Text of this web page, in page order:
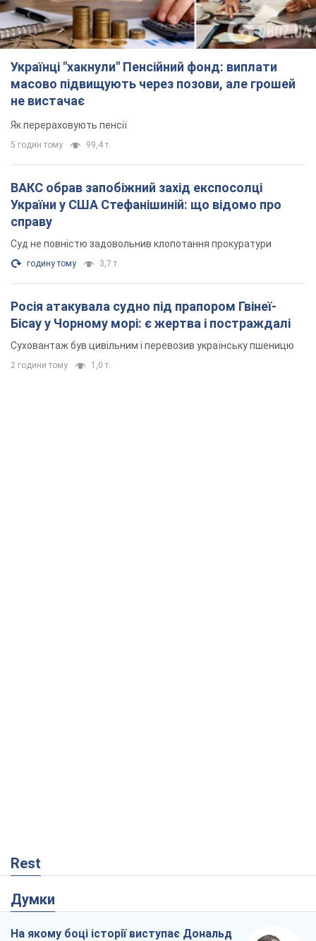
Українці "хакнули" Пенсійний фонд: виплати
масово підвищують через позови, але грошей
не вистачає
Як перераховують пенсії
5 годин тому 99,4 т.
ВАКС обрав запобіжний захід експосолці
України у США Стефанішиній: що відомо про
справу
Суд не повністю задовольнив клопотання прокуратури
годину тому 3,7 т.
Росія атакувала судно під прапором Гвінеї-
Бісау у Чорному морі: є жертва і постраждалі
Суховантаж був цивільним і перевозив українську пшеницю
2 години тому 1,0 т.
Rest
Думки
На якому боці історії виступає Дональд